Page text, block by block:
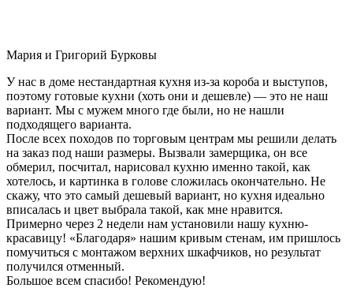
Мария и Григорий Бурковы
У нас в доме нестандартная кухня из-за короба и выступов,
поэтому готовые кухни (хоть они и дешевле) — это не наш
вариант. Мы с мужем много где были, но не нашли
подходящего варианта.
После всех походов по торговым центрам мы решили делать
на заказ под наши размеры. Вызвали замерщика, он все
обмерил, посчитал, нарисовал кухню именно такой, как
хотелось, и картинка в голове сложилась окончательно. Не
скажу, что это самый дешевый вариант, но кухня идеально
вписалась и цвет выбрала такой, как мне нравится.
Примерно через 2 недели нам установили нашу кухню-
красавицу! «Благодаря» нашим кривым стенам, им пришлось
помучиться с монтажом верхних шкафчиков, но результат
получился отменный.
Большое всем спасибо! Рекомендую!